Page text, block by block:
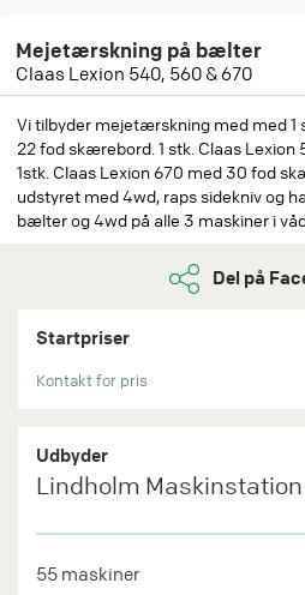
Mejetærskning på bælter
Claas Lexion 540, 560 & 670
Vi tilbyder mejetærskning med med 1
22 fod skærebord. 1 stk. Claas
1stk. Claas Lexion 670 med 30 fod
udstyret med 4wd, raps sidekniv og
bælter og 4wd på alle 3 maskiner i
Del på
Startpriser
Kontakt for pris
Udbyder
Lindholm Maskinstation
55 maskiner